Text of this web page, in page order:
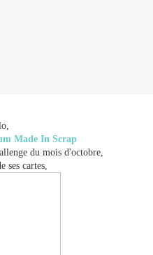
Made In Scrap
du mois d'octobre,
ses cartes,